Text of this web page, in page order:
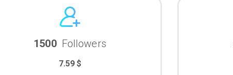
1500 Followers
7.59 $